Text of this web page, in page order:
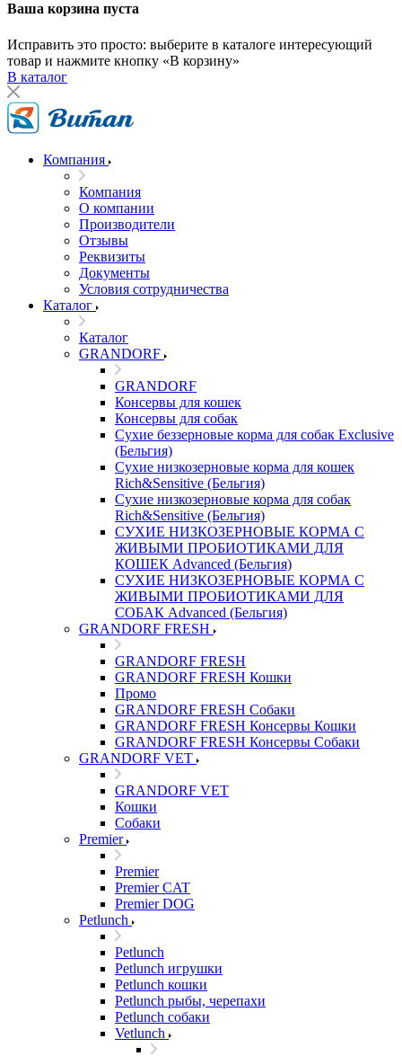
Ваша корзина пуста
Исправить это просто: выберите в каталоге интересующий
товар и нажмите кнопку «В корзину»
В каталог
Компания
Компания
О компании
Производители
Отзывы
Реквизиты
Документы
Условия сотрудничества
Каталог
Каталог
GRANDORF
GRANDORF
Консервы для кошек
Консервы для собак
Сухие беззерновые корма для собак Exclusive
(Бельгия)
Сухие низкозерновые корма для кошек
Rich&Sensitive (Бельгия)
Сухие низкозерновые корма для собак
Rich&Sensitive (Бельгия)
СУХИЕ НИЗКОЗЕРНОВЫЕ КОРМА С
ЖИВЫМИ ПРОБИОТИКАМИ ДЛЯ
КОШЕК Advanced (Бельгия)
СУХИЕ НИЗКОЗЕРНОВЫЕ КОРМА С
ЖИВЫМИ ПРОБИОТИКАМИ ДЛЯ
СОБАК Advanced (Бельгия)
GRANDORF FRESH
GRANDORF FRESH
GRANDORF FRESH Кошки
Промо
GRANDORF FRESH Собаки
GRANDORF FRESH Консервы Кошки
GRANDORF FRESH Консервы Собаки
GRANDORF VET
GRANDORF VET
Кошки
Собаки
Premier
Premier
Premier CAT
Premier DOG
Petlunch
Petlunch
Petlunch игрушки
Petlunch кошки
Petlunch рыбы, черепахи
Petlunch собаки
Vetlunch